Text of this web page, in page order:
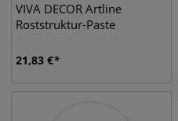
VIVA DECOR Artline
Roststruktur-Paste
21,83 €